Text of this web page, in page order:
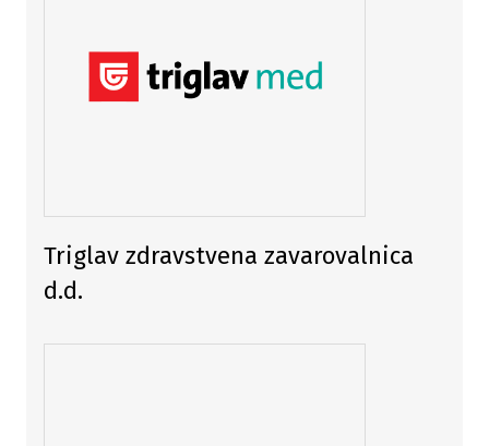
Triglav zdravstvena zavarovalnica
d.d.